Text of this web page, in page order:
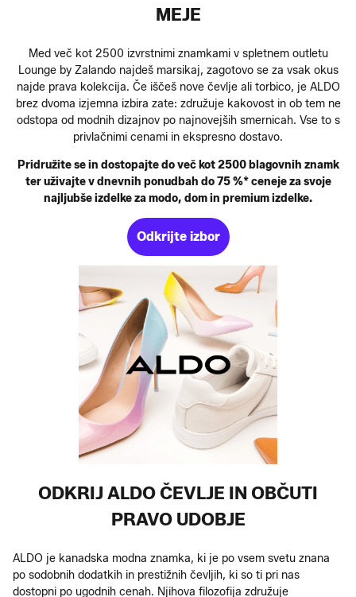
MEJE
Med več kot 2500 izvrstnimi znamkami v spletnem outletu
Lounge by Zalando najdeš marsikaj, zagotovo se za vsak okus
najde prava kolekcija. Če iščeš nove čevlje ali torbico, je ALDO
brez dvoma izjemna izbira zate: združuje kakovost in ob tem ne
odstopa od modnih dizajnov po najnovejših smernicah. Vse to s
privlačnimi cenami in ekspresno dostavo.
Pridružite se in dostopajte do več kot 2500 blagovnih znamk
ter uživajte v dnevnih ponudbah do 75 %* ceneje za svoje
najljubše izdelke za modo, dom in premium izdelke.
Odkrijte izbor
ODKRIJ ALDO ČEVLJE IN OBČUTI
PRAVO UDOBJE
ALDO je kanadska modna znamka, ki je po vsem svetu znana
po sodobnih dodatkih in prestižnih čevljih, ki so ti pri nas
dostopni po ugodnih cenah. Njihova filozofija združuje